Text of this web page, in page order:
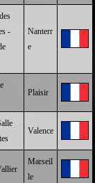
-
Nanterr
e
Plaisir
Valence
Marseil
le